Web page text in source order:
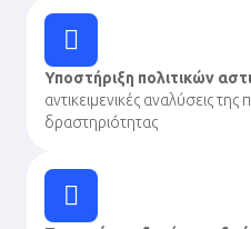
Υποστήριξη πολιτικών
αντικειμενικές αναλύσεις της
δραστηριότητας